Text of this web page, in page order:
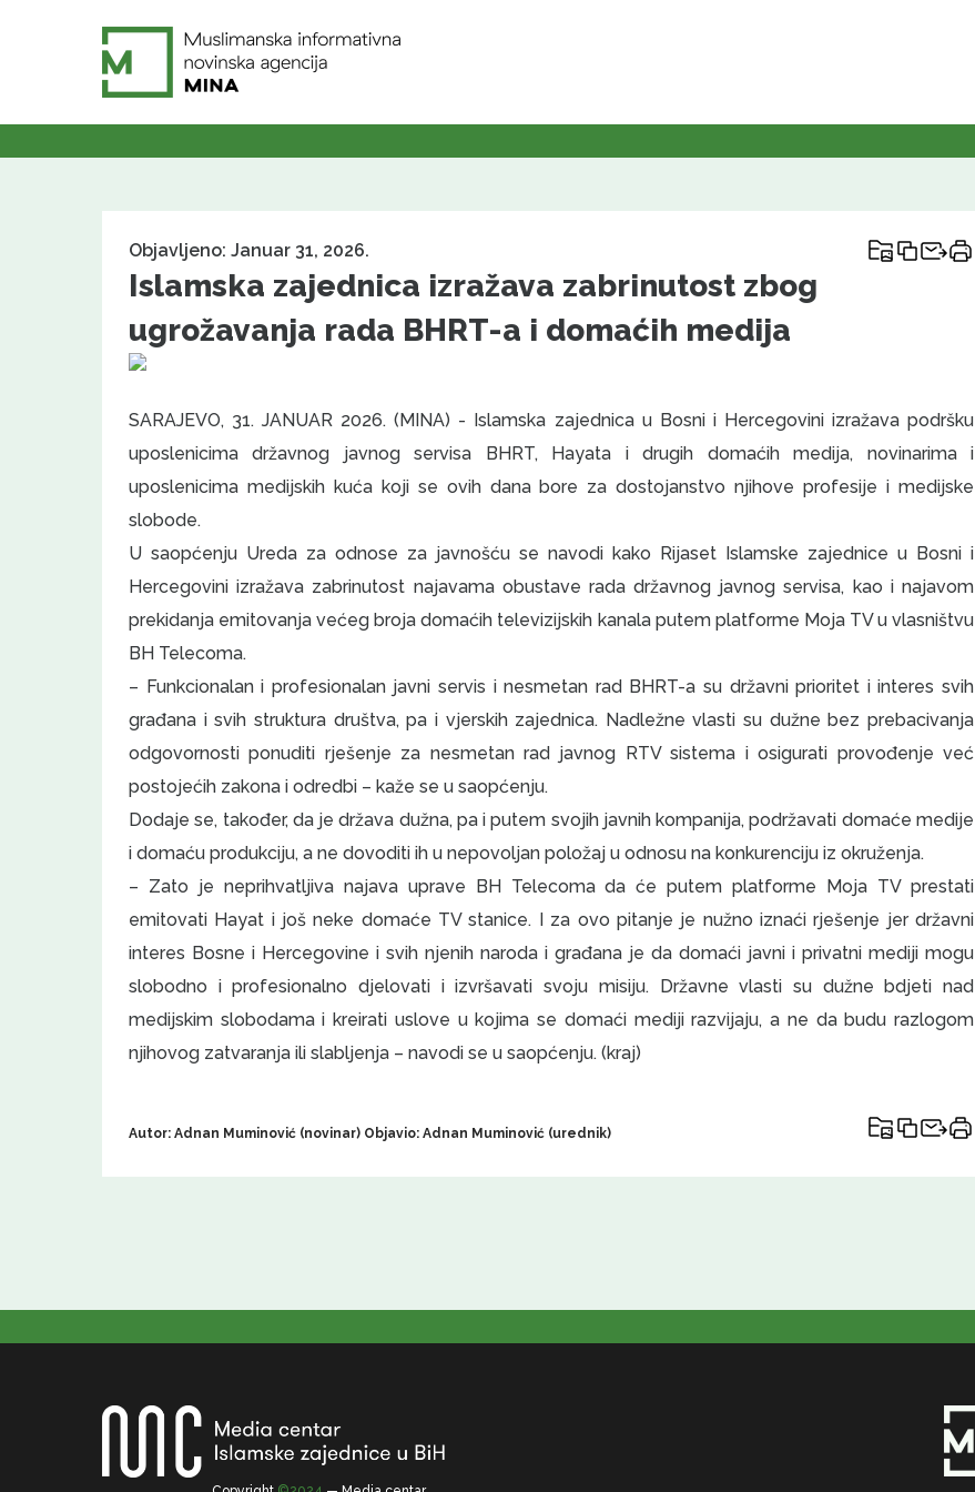
Objavljeno: Januar 31, 2026.
Islamska zajednica izražava zabrinutost zbog
ugrožavanja rada BHRT-a i domaćih medija
SARAJEVO, 31. JANUAR 2026. (MINA) - Islamska zajednica u Bosni i Hercegovini izražava podršku
uposlenicima državnog javnog servisa BHRT, Hayata i drugih domaćih medija, novinarima i
uposlenicima medijskih kuća koji se ovih dana bore za dostojanstvo njihove profesije i medijske
slobode.
U saopćenju Ureda za odnose za javnošću se navodi kako Rijaset Islamske zajednice u Bosni i
Hercegovini izražava zabrinutost najavama obustave rada državnog javnog servisa, kao i najavom
prekidanja emitovanja većeg broja domaćih televizijskih kanala putem platforme Moja TV u vlasništvu
BH Telecoma.
– Funkcionalan i profesionalan javni servis i nesmetan rad BHRT-a su državni prioritet i interes svih
građana i svih struktura društva, pa i vjerskih zajednica. Nadležne vlasti su dužne bez prebacivanja
odgovornosti ponuditi rješenje za nesmetan rad javnog RTV sistema i osigurati provođenje već
postojećih zakona i odredbi – kaže se u saopćenju.
Dodaje se, također, da je država dužna, pa i putem svojih javnih kompanija, podržavati domaće medije
i domaću produkciju, a ne dovoditi ih u nepovoljan položaj u odnosu na konkurenciju iz okruženja.
– Zato je neprihvatljiva najava uprave BH Telecoma da će putem platforme Moja TV prestati
emitovati Hayat i još neke domaće TV stanice. I za ovo pitanje je nužno iznaći rješenje jer državni
interes Bosne i Hercegovine i svih njenih naroda i građana je da domaći javni i privatni mediji mogu
slobodno i profesionalno djelovati i izvršavati svoju misiju. Državne vlasti su dužne bdjeti nad
medijskim slobodama i kreirati uslove u kojima se domaći mediji razvijaju, a ne da budu razlogom
njihovog zatvaranja ili slabljenja – navodi se u saopćenju. (kraj)
Autor: Adnan Muminović (novinar) Objavio: Adnan Muminović (urednik)